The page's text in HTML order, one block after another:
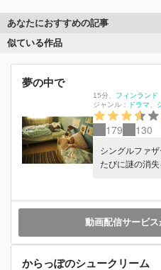
あなたにおすすめの記事
似ている作品
夢の中で
15分
フィンランド
ジャンル：
ドラマ
179 130
シングルファ
たびに謎の消失
動画配信サービ
からっぽのシュークリーム